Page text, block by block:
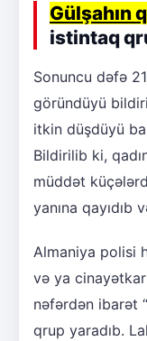
Gülşahın
istintaq
Sonuncu dəfə
göründüyü
itkin düşdüyü
Bildirilib ki,
müddət
yanına qayıdıb
Almaniya polisi
və ya
nəfərdən ibarət
qrup yaradıb.